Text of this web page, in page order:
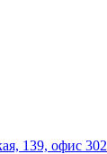
139, офис 302